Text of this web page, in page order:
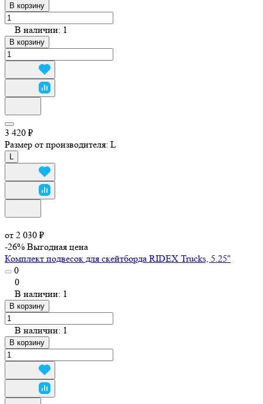
В корзину
В наличии: 1
В корзину
3 420 ₽
Размер от производителя: L
от 2 030 ₽
-26% Выгодная цена
Комплект подвесок для скейтборда RIDEX Trucks, 5.25''
0
0
В наличии: 1
В корзину
В наличии: 1
В корзину